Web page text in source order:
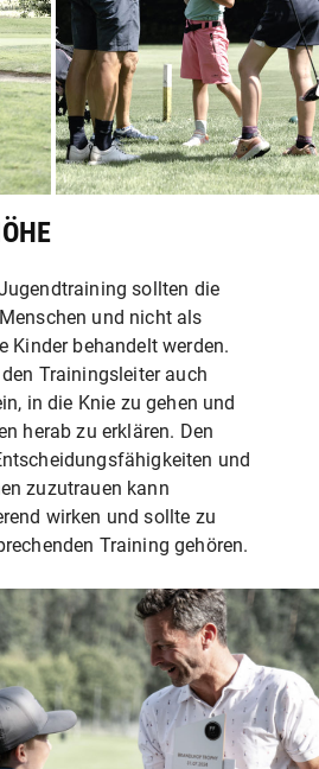
sollten die
und nicht als
Kinder behandelt werden.
Trainingsleiter auch
in die Knie zu gehen und
herab zu erklären. Den
und
zuzutrauen kann
wirken und sollte zu
Training gehören.